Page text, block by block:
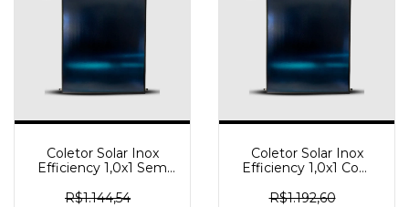
Coletor Solar Inox
Efficiency 1,0x1 Sem
TERMOMAX
R$1.144,54
Coletor Solar Inox
Efficiency 1,0x1 Com
TERMOMAX
R$1.192,60